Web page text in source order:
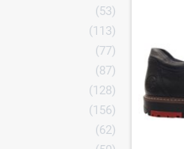
53
113
77
87
128
156
62